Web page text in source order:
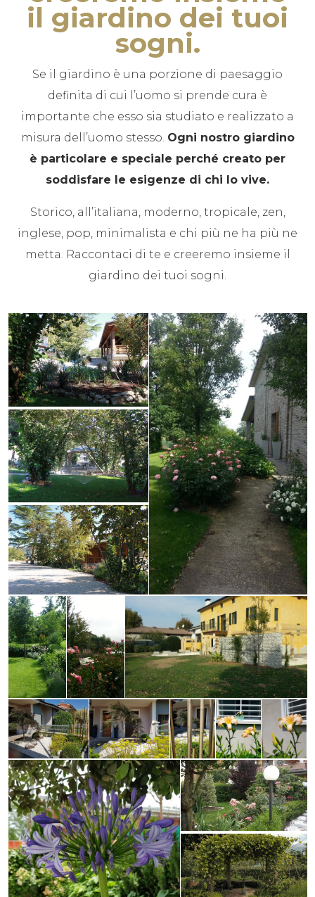
il giardino dei tuoi
sogni.
Se il giardino è una porzione di paesaggio
definita di cui l’uomo si prende cura è
importante che esso sia studiato e realizzato a
misura dell’uomo stesso. Ogni nostro giardino
è particolare e speciale perché creato per
soddisfare le esigenze di chi lo vive.
Storico, all’italiana, moderno, tropicale, zen,
inglese, pop, minimalista e chi più ne ha più ne
metta. Raccontaci di te e creeremo insieme il
giardino dei tuoi sogni.